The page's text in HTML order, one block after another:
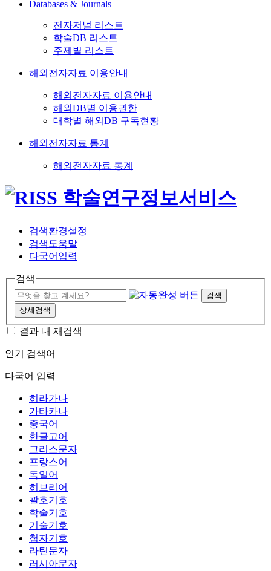
Databases & Journals
전자저널 리스트
학술DB 리스트
주제별 리스트
해외전자자료 이용안내
해외전자자료 이용안내
해외DB별 이용권한
대학별 해외DB 구독현황
해외전자자료 통계
해외전자자료 통계
검색환경설정
검색도움말
다국어입력
검색
검색
상세검색
결과 내 재검색
인기 검색어
다국어 입력
히라가나
가타카나
중국어
한글고어
그리스문자
프랑스어
독일어
히브리어
괄호기호
학술기호
기술기호
첨자기호
라틴문자
러시아문자